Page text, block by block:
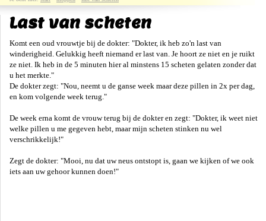
Last van scheten
Komt een oud vrouwtje bij de dokter: "Dokter, ik heb zo'n last van
winderigheid. Gelukkig heeft niemand er last van. Je hoort ze niet en je ruikt
ze niet. Ik heb in de 5 minuten hier al minstens 15 scheten gelaten zonder dat
u het merkte."
De dokter zegt: "Nou, neemt u de ganse week maar deze pillen in 2x per dag,
en kom volgende week terug."
De week erna komt de vrouw terug bij de dokter en zegt: "Dokter, ik weet niet
welke pillen u me gegeven hebt, maar mijn scheten stinken nu wel
verschrikkelijk!"
Zegt de dokter: "Mooi, nu dat uw neus ontstopt is, gaan we kijken of we ook
iets aan uw gehoor kunnen doen!"